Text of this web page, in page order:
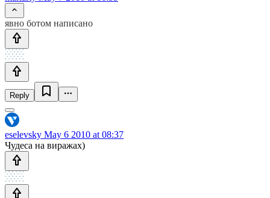
явно ботом написано
Reply
eselevsky May 6 2010 at 08:37
Чудеса на виражах)